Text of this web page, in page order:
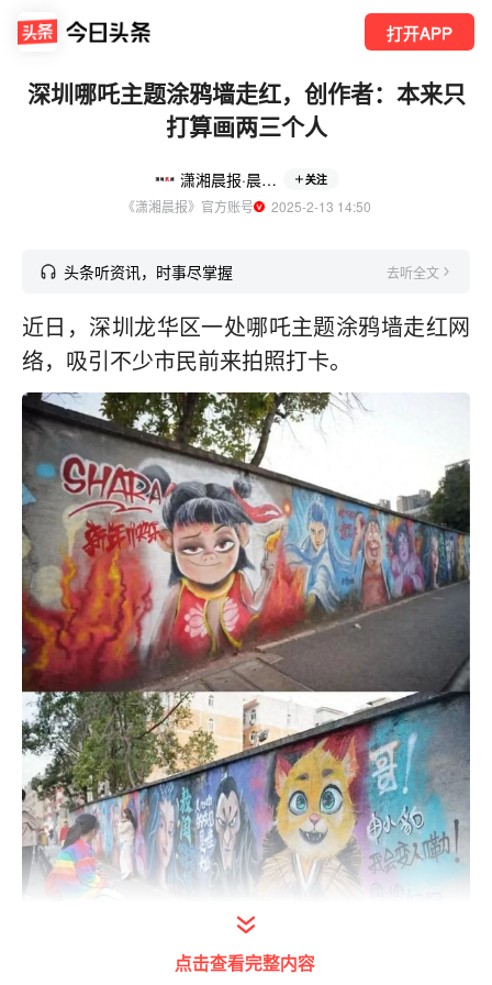
打开APP
深圳哪吒主题涂鸦墙走红，创作者：本来只
打算画两三个人
潇湘晨报·晨视频 关注
《潇湘晨报》官方账号
  2025-2-13 14:50
头条听资讯，时事尽掌握 去听全文
近日，深圳龙华区一处哪吒主题涂鸦墙走红网
络，吸引不少市民前来拍照打卡。
点击查看完整内容